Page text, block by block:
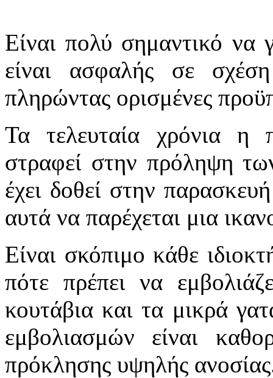
Είναι πολύ σημαντικό να
είναι ασφαλής σε
πληρώντας ορισμένες
Τα τελευταία χρόνια η
στραφεί στην πρόληψη
έχει δοθεί στην
αυτά να παρέχεται μια
Είναι σκόπιμο κάθε
πότε πρέπει να
κουτάβια και τα μικρά
εμβολιασμών είναι
πρόκλησης υψηλής